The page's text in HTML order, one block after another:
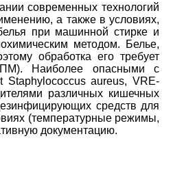
современных технологий
а также в условиях,
при машинной стирке и
методом. Белье,
обработка его требует
Наиболее опасными с
Staphylococcus aureus, VRE-
различных кишечных
средств для
(температурные режимы,
документацию.